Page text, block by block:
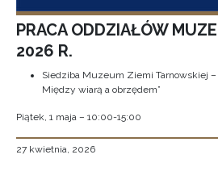
PRACA ODDZIAŁÓW
2026 R.
Siedziba Muzeum Ziemi Tarnowskiej –
Między wiarą a obrzędem”
Piątek, 1 maja – 10:00-15:00
27 kwietnia, 2026